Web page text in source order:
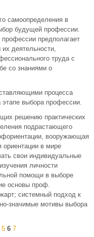
самоопределения в
будущей профессии.
предполагает
их деятельности,
труда с
со знаниями о
процесса
выбора профессии.
решению практических
подрастающего
вооружающая
в мире
свои индивидуальные
личности
помощи в выборе
основы проф.
системный подход к
значимые мотивы выбора
5 6 7